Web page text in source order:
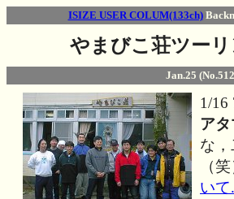
ISIZE USER COLUM(133ch)
やまびこ荘ツー
Jan.25
1/16
ア
な
（笑
い